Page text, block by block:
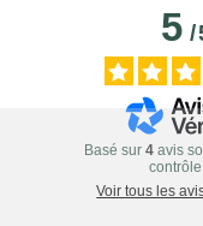
5/
Basé sur 4 avis
contrôle
Voir tous les